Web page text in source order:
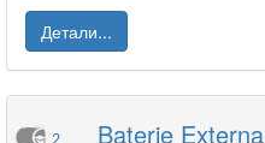
Детали...
Baterie